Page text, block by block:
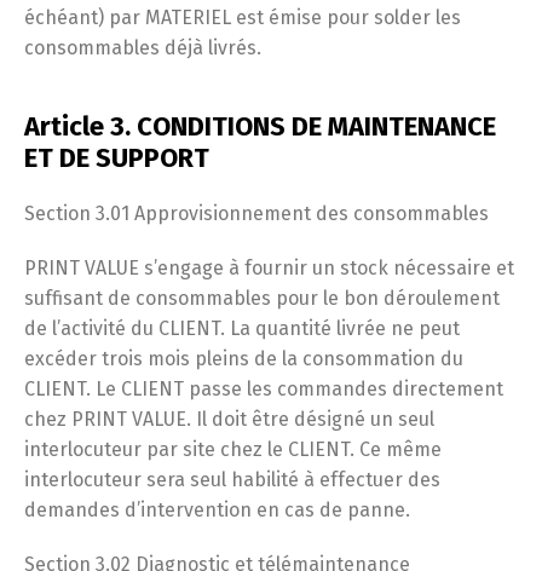
échéant) par MATERIEL est émise pour solder les
consommables déjà livrés.
Article 3. CONDITIONS DE MAINTENANCE
ET DE SUPPORT
Section 3.01 Approvisionnement des consommables
PRINT VALUE s’engage à fournir un stock nécessaire et
suffisant de consommables pour le bon déroulement
de l’activité du CLIENT. La quantité livrée ne peut
excéder trois mois pleins de la consommation du
CLIENT. Le CLIENT passe les commandes directement
chez PRINT VALUE. Il doit être désigné un seul
interlocuteur par site chez le CLIENT. Ce même
interlocuteur sera seul habilité à effectuer des
demandes d’intervention en cas de panne.
Section 3.02 Diagnostic et télémaintenance